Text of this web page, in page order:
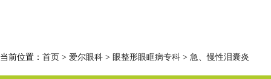
当前位置： 首页 > 爱尔眼科 > 眼整形眼眶病专科 > 急、慢性泪囊炎